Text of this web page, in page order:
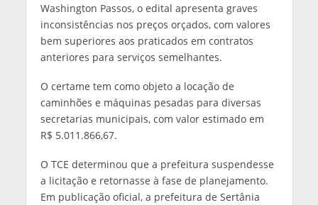
Washington Passos, o edital apresenta graves
inconsistências nos preços orçados, com valores
bem superiores aos praticados em contratos
anteriores para serviços semelhantes.
O certame tem como objeto a locação de
caminhões e máquinas pesadas para diversas
secretarias municipais, com valor estimado em
R$ 5.011.866,67.
O TCE determinou que a prefeitura suspendesse
a licitação e retornasse à fase de planejamento.
Em publicação oficial, a prefeitura de Sertânia